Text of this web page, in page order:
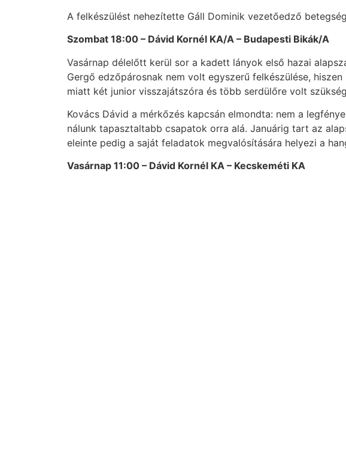
A felkészülést nehezítette Gáll Dominik vezetőedző
Szombat 18:00 – Dávid Kornél KA/A – Budapesti Bikák/A
Vasárnap délelőtt kerül sor a kadett lányok első hazai
Gergő edzőpárosnak nem volt egyszerű felkészülése,
miatt két junior visszajátszóra és több serdülőre volt
Kovács Dávid a mérkőzés kapcsán elmondta: nem a
nálunk tapasztaltabb csapatok orra alá. Januárig tart az
eleinte pedig a saját feladatok megvalósítására helyezi a
Vasárnap 11:00 – Dávid Kornél KA – Kecskeméti KA